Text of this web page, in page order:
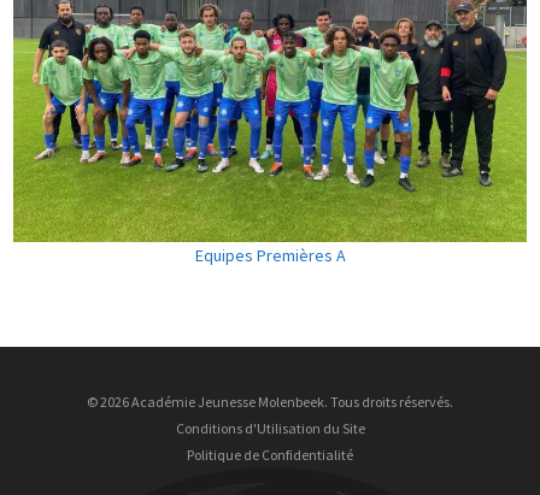
Equipes Premières A
© 2026 Académie Jeunesse Molenbeek. Tous droits réservés.
Conditions d'Utilisation du Site
Politique de Confidentialité